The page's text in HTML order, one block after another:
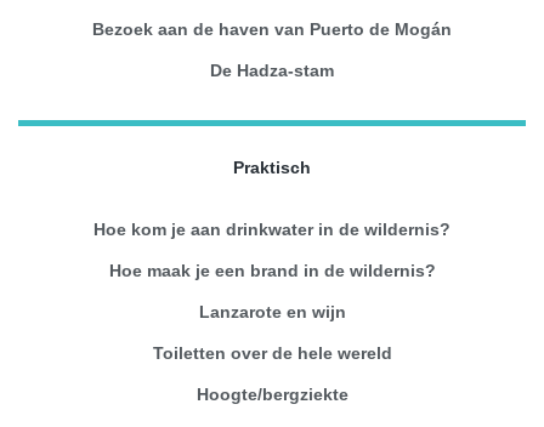
Bezoek aan de haven van Puerto de Mogán
De Hadza-stam
Praktisch
Hoe kom je aan drinkwater in de wildernis?
Hoe maak je een brand in de wildernis?
Lanzarote en wijn
Toiletten over de hele wereld
Hoogte/bergziekte